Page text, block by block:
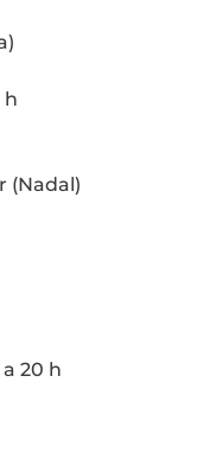
h
(Nadal)
20 h